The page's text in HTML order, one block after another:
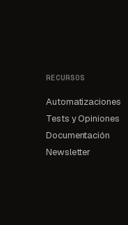
RECURSOS
Automatizaciones
Tests y Opiniones
Documentación
Newsletter